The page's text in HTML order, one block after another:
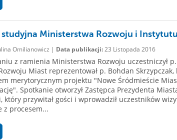
studyjna Ministerstwa Rozwoju i
Omilianowicz | Data publikacji:23 Listopada 2016
z ramienia Ministerstwa Rozwoju uczestniczył
Miast reprezentował p. Bohdan
merytorycznym projektu "Nowe Śródmieście
Spotkanie otworzył Zastępca Prezydenta
który przywitał gości i wprowadził uczestników
z procesem...